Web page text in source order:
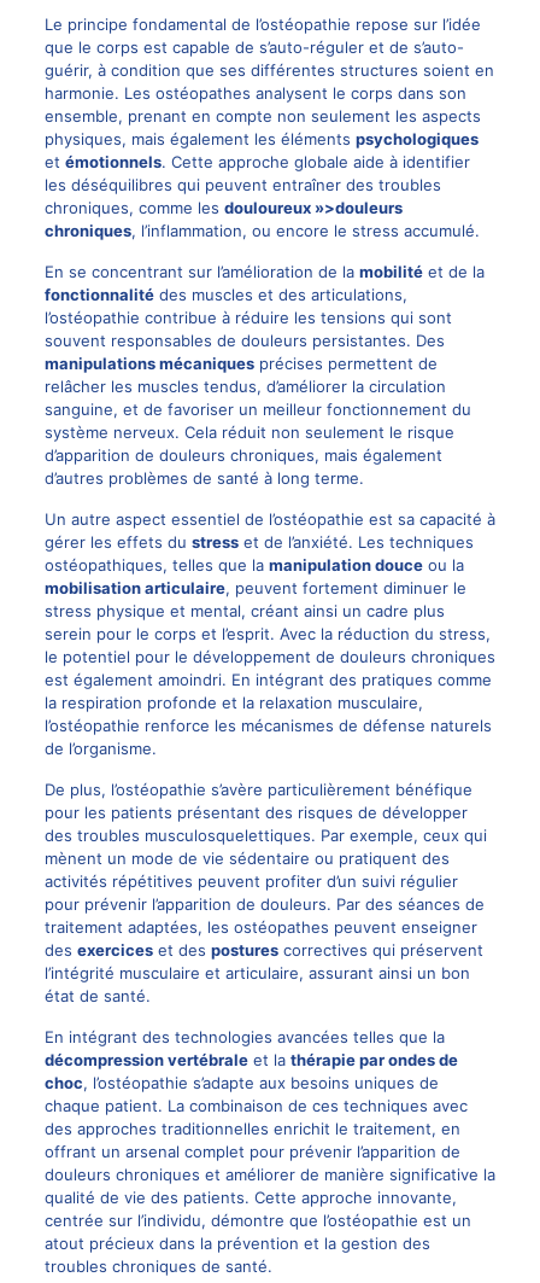
Le principe fondamental de l’ostéopathie repose sur l’idée
que le corps est capable de s’auto-réguler et de s’auto-
guérir, à condition que ses différentes structures soient en
harmonie. Les ostéopathes analysent le corps dans son
ensemble, prenant en compte non seulement les aspects
physiques, mais également les éléments psychologiques
et émotionnels. Cette approche globale aide à identifier
les déséquilibres qui peuvent entraîner des troubles
chroniques, comme les douloureux »>douleurs
chroniques, l’inflammation, ou encore le stress accumulé.
En se concentrant sur l’amélioration de la mobilitéet de la
fonctionnalitédes muscles et des articulations,
l’ostéopathie contribue à réduire les tensions qui sont
souvent responsables de douleurs persistantes. Des
manipulations mécaniquesprécises permettent de
relâcher les muscles tendus, d’améliorer la circulation
sanguine, et de favoriser un meilleur fonctionnement du
système nerveux. Cela réduit non seulement le risque
d’apparition de douleurs chroniques, mais également
d’autres problèmes de santé à long terme.
Un autre aspect essentiel de l’ostéopathie est sa capacité à
gérer les effets du stresset de l’anxiété. Les techniques
ostéopathiques, telles que la manipulation douceou la
mobilisation articulaire, peuvent fortement diminuer le
stress physique et mental, créant ainsi un cadre plus
serein pour le corps et l’esprit. Avec la réduction du stress,
le potentiel pour le développement de douleurs chroniques
est également amoindri. En intégrant des pratiques comme
la respiration profonde et la relaxation musculaire,
l’ostéopathie renforce les mécanismes de défense naturels
de l’organisme.
De plus, l’ostéopathie s’avère particulièrement bénéfique
pour les patients présentant des risques de développer
des troubles musculosquelettiques. Par exemple, ceux qui
mènent un mode de vie sédentaire ou pratiquent des
activités répétitives peuvent profiter d’un suivi régulier
pour prévenir l’apparition de douleurs. Par des séances de
traitement adaptées, les ostéopathes peuvent enseigner
des exerciceset des posturescorrectives qui préservent
l’intégrité musculaire et articulaire, assurant ainsi un bon
état de santé.
En intégrant des technologies avancées telles que la
décompression vertébraleet la thérapie par ondes de
choc, l’ostéopathie s’adapte aux besoins uniques de
chaque patient. La combinaison de ces techniques avec
des approches traditionnelles enrichit le traitement, en
offrant un arsenal complet pour prévenir l’apparition de
douleurs chroniques et améliorer de manière significative la
qualité de vie des patients. Cette approche innovante,
centrée sur l’individu, démontre que l’ostéopathie est un
atout précieux dans la prévention et la gestion des
troubles chroniques de santé.